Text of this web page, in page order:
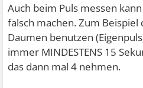
Auch beim Puls messen
falsch machen. Zum
Daumen benutzen
immer MINDESTENS 15
das dann mal 4 nehmen.